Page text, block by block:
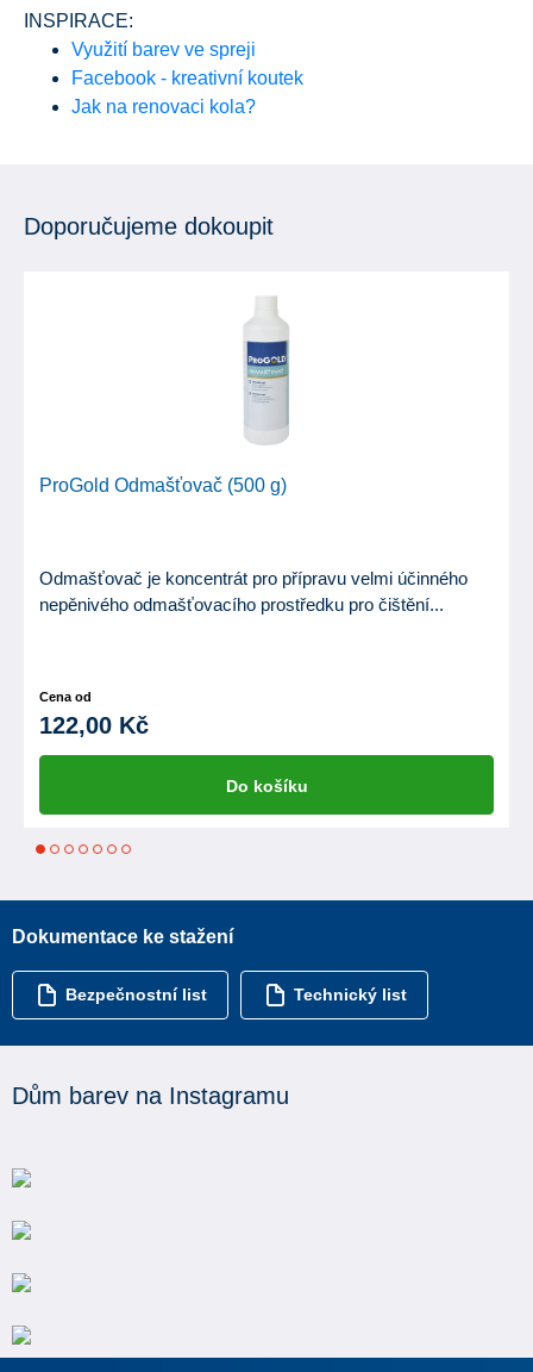
INSPIRACE:
Využití barev ve spreji
Facebook - kreativní koutek
Jak na renovaci kola?
Doporučujeme dokoupit
ProGold Odmašťovač (500 g)
Odmašťovač je koncentrát pro přípravu velmi účinného
nepěnivého odmašťovacího prostředku pro čištění...
Cena od
122,00 Kč
Do košíku
1 2 3 4 5 6
Dokumentace ke stažení
Bezpečnostní list Technický list
Dům barev na Instagramu